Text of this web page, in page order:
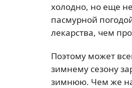
холодно, но еще
пасмурной
лекарства, чем
Поэтому может
зимнему сезону
зимнюю. Чем же